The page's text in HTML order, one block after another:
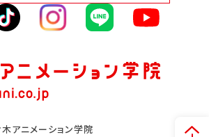
アニメーション学院